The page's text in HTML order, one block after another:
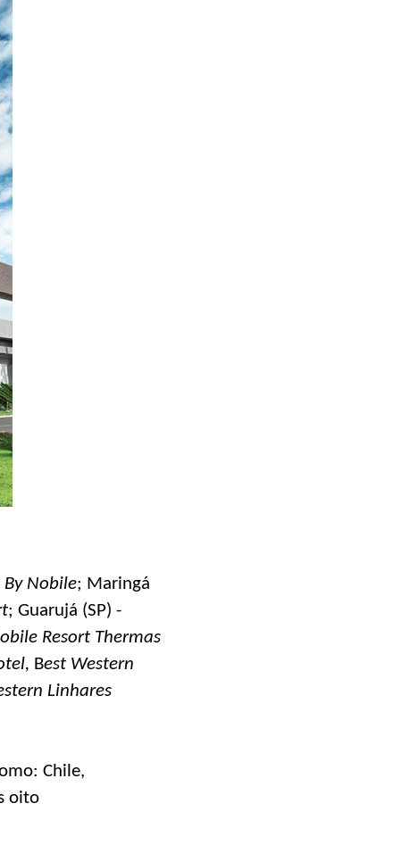
By Nobile; Maringá
; Guarujá (SP) -
Resort Thermas
Best Western
Linhares
Chile,
oito